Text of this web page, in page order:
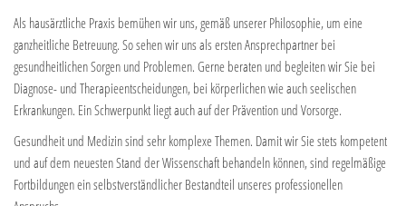
Als hausärztliche Praxis bemühen wir uns, gemäß unserer Philosophie, um eine
ganzheitliche Betreuung. So sehen wir uns als ersten Ansprechpartner bei
gesundheitlichen Sorgen und Problemen. Gerne beraten und begleiten wir Sie bei
Diagnose- und Therapieentscheidungen, bei körperlichen wie auch seelischen
Erkrankungen. Ein Schwerpunkt liegt auch auf der Prävention und Vorsorge.
Gesundheit und Medizin sind sehr komplexe Themen. Damit wir Sie stets kompetent
und auf dem neuesten Stand der Wissenschaft behandeln können, sind regelmäßige
Fortbildungen ein selbstverständlicher Bestandteil unseres professionellen